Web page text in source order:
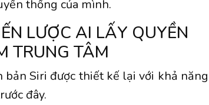
thống của mình.
LƯỢC AI LẤY QUYỀN
TRUNG TÂM
Siri được thiết kế lại với khả năng
đây.